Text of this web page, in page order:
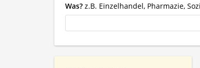
Was? z.B. Einzelhandel, Pharmazie,